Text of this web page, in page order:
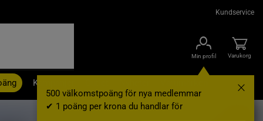
Kundservice
Min profil
500 välkomstpoäng för nya medlemmar
✔ 1 poäng per krona du handlar för
Varukorg
Kampanjer